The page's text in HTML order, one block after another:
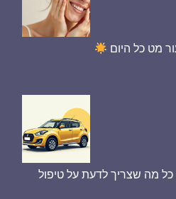
מט כל היום
מה שצריך לדעת על טיפול